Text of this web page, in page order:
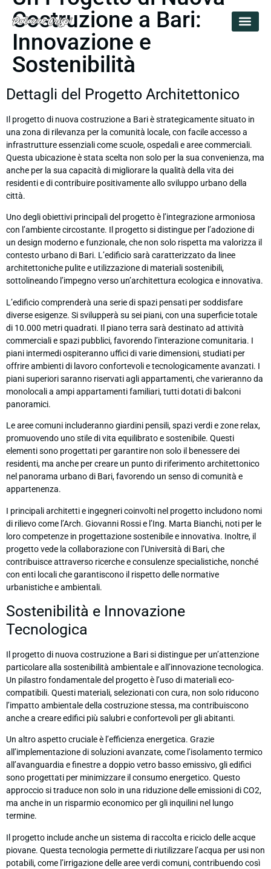
Costruzione a Bari:
Innovazione e
Sostenibilità
Dettagli del Progetto Architettonico
Il progetto di nuova costruzione a Bari è strategicamente situato in
una zona di rilevanza per la comunità locale, con facile accesso a
infrastrutture essenziali come scuole, ospedali e aree commerciali.
Questa ubicazione è stata scelta non solo per la sua convenienza, ma
anche per la sua capacità di migliorare la qualità della vita dei
residenti e di contribuire positivamente allo sviluppo urbano della
città.
Uno degli obiettivi principali del progetto è l’integrazione armoniosa
con l’ambiente circostante. Il progetto si distingue per l’adozione di
un design moderno e funzionale, che non solo rispetta ma valorizza il
contesto urbano di Bari. L’edificio sarà caratterizzato da linee
architettoniche pulite e utilizzazione di materiali sostenibili,
sottolineando l’impegno verso un’architettura ecologica e innovativa.
L’edificio comprenderà una serie di spazi pensati per soddisfare
diverse esigenze. Si svilupperà su sei piani, con una superficie totale
di 10.000 metri quadrati. Il piano terra sarà destinato ad attività
commerciali e spazi pubblici, favorendo l’interazione comunitaria. I
piani intermedi ospiteranno uffici di varie dimensioni, studiati per
offrire ambienti di lavoro confortevoli e tecnologicamente avanzati. I
piani superiori saranno riservati agli appartamenti, che varieranno da
monolocali a ampi appartamenti familiari, tutti dotati di balconi
panoramici.
Le aree comuni includeranno giardini pensili, spazi verdi e zone relax,
promuovendo uno stile di vita equilibrato e sostenibile. Questi
elementi sono progettati per garantire non solo il benessere dei
residenti, ma anche per creare un punto di riferimento architettonico
nel panorama urbano di Bari, favorendo un senso di comunità e
appartenenza.
I principali architetti e ingegneri coinvolti nel progetto includono nomi
di rilievo come l’Arch. Giovanni Rossi e l’Ing. Marta Bianchi, noti per le
loro competenze in progettazione sostenibile e innovativa. Inoltre, il
progetto vede la collaborazione con l’Università di Bari, che
contribuisce attraverso ricerche e consulenze specialistiche, nonché
con enti locali che garantiscono il rispetto delle normative
urbanistiche e ambientali.
Sostenibilità e Innovazione
Tecnologica
Il progetto di nuova costruzione a Bari si distingue per un’attenzione
particolare alla sostenibilità ambientale e all’innovazione tecnologica.
Un pilastro fondamentale del progetto è l’uso di materiali eco-
compatibili. Questi materiali, selezionati con cura, non solo riducono
l’impatto ambientale della costruzione stessa, ma contribuiscono
anche a creare edifici più salubri e confortevoli per gli abitanti.
Un altro aspetto cruciale è l’efficienza energetica. Grazie
all’implementazione di soluzioni avanzate, come l’isolamento termico
all’avanguardia e finestre a doppio vetro basso emissivo, gli edifici
sono progettati per minimizzare il consumo energetico. Questo
approccio si traduce non solo in una riduzione delle emissioni di CO2,
ma anche in un risparmio economico per gli inquilini nel lungo
termine.
Il progetto include anche un sistema di raccolta e riciclo delle acque
piovane. Questa tecnologia permette di riutilizzare l’acqua per usi non
potabili, come l’irrigazione delle aree verdi comuni, contribuendo così